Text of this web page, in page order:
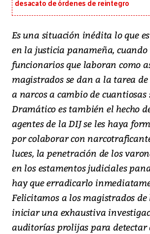
desacato de órdenes de reintegro
Es una situación inédita lo que
en la justicia panameña, cuando
funcionarios que laboran como
magistrados se dan a la tarea
a narcos a cambio de cuantiosas
Dramático es también el hecho
agentes de la DIJ se les haya
por colaborar con
luces, la penetración de los
en los estamentos judiciales
hay que erradicarlo
Felicitamos a los magistrados
iniciar una exhaustiva
auditorías prolijas para detectar